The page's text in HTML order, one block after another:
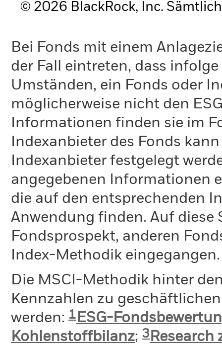
© 2026 BlackRock, Inc.
Bei Fonds mit einem
der Fall eintreten, dass
Umständen, ein Fonds oder
möglicherweise nicht den
Informationen finden sie im
Indexanbieter des Fonds
Indexanbieter festgelegt
angegebenen Informationen
die auf den entsprechenden
Anwendung finden. Auf diese
Fondsprospekt, anderen
Index-Methodik eingegangen.
Die MSCI-Methodik hinter
Kennzahlen zu
werden: 1ESG-
Kohlenstoffbilanz; 3